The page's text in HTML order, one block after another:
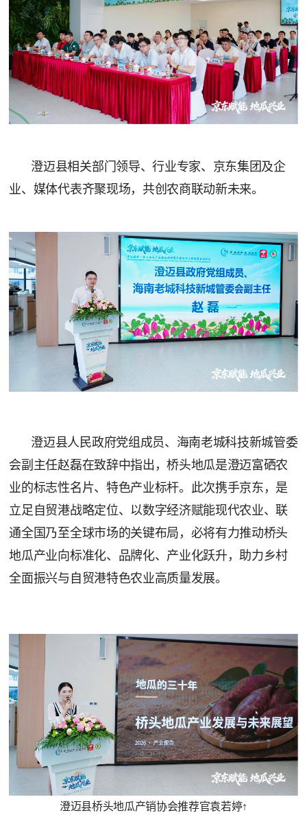
澄迈县相关部门领导、行业专家、京东集团及企
业、媒体代表齐聚现场，共创农商联动新未来。
澄迈县人民政府党组成员、海南老城科技新城管委
会副主任赵磊在致辞中指出，桥头地瓜是澄迈富硒农
业的标志性名片、特色产业标杆。此次携手京东，是
立足自贸港战略定位、以数字经济赋能现代农业、联
通全国乃至全球市场的关键布局，必将有力推动桥头
地瓜产业向标准化、品牌化、产业化跃升，助力乡村
全面振兴与自贸港特色农业高质量发展。
澄迈县桥头地瓜产销协会推荐官袁若婷↑